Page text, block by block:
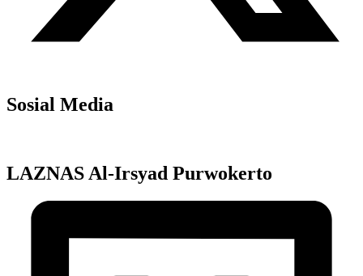
Sosial Media
LAZNAS Al-Irsyad Purwokerto